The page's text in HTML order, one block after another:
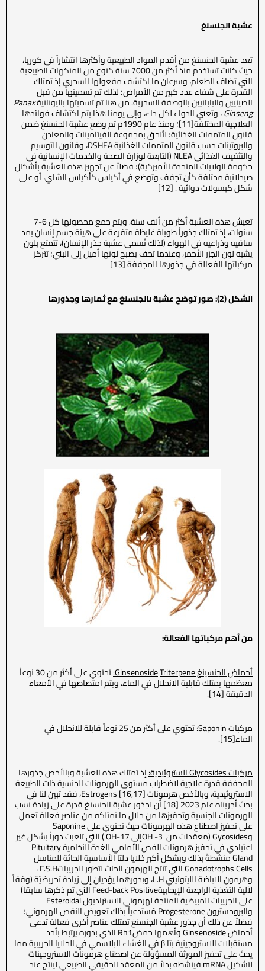
عشبة الجنسنغ
تعد عشبة الجنسنغ من أقدم المواد الطبيعية وأكثرها انتشاراً في كوريا،
حيث كانت تستخدم منذ أكثر من 7000 سنة كنوع من المنكهات الطبيعية
التي تضاف للطعام، وسرعان ما اكتشف مفعولها السحري إذ تمتلك
القدرة على شفاء عدد كبير من الأمراض؛ لذلك تم تسميتها من قبل
الصينيين واليابانيين بالوصفة السحرية. من هنا تم تسميتها باليونانيةPanax
Ginseng، وتعني الدواء لكل داء، وإلى يومنا هذا يتم اكتشاف فوائدها
العلاجية المختلفة[11]؛ ومنذ عام 1990م تم وضع عشبة الجنسنغ ضمن
قانون المتممات الغذائية؛ لتُلحق بمجموعة الفيتامينات والمعادن
والبروتينات حسب قانون المتممات الغذائية DSHEA، وقانون التوسيم
والتثقيف الغذائي NLEA (التابعة لوزارة الصحة والخدمات الإنسانية في
حكومة الولايات المتحدة الأميركية)؛ فضلاً عن تجهيز هذه العشبة بأشكال
صيدلانية مختلفة كأن تجفف وتوضع في أكياس كأكياس الشاي، أو على
شكل كبسولات دوائية . [12]
تعيش هذه العشبة أكثر من ألف سنة، ويتم جمع محصولها كل 6-7
سنوات، إذ تمتلك جذوراً طويلة غليظة متفرعة على هيئة جسم إنسان يمد
ساقيه وذراعيه في الهواء (لذلك تُسمى عشبة جذر الإنسان)، تتمتع بلون
يشبه لون الجزر الأحمر، وعندما تجف يصبح لونها أميل إلى البني؛ تتركز
مركباتها الفعالة في جذورها المجففة [13]
الشكل (2): صور توضح عشبة ىالجنسنغ مع ثمارها وجذورها
من أهم مركباتها الفعالة:
أحماض الجنسينغ GinsenosideTriterpene
: تحتوي على أكثر من 30 نوعاً
معظمها يمتلك قابلية الانحلال في الماء، ويتم امتصاصها في الأمعاء
الدقيقة [14].
مركباتSaponin
: تحتوي على أكثر من 25 نوعاً قابلة للانحلال في
الماء[15].
مركباتGlycosidesالستروئيدية:إذ تمتلك هذه العشبة وبالأخص جذورها
المجففة قدرة علاجية لاضطراب مستوى الهرمونات الجنسية ذات الطبيعة
الاستروئيدية، وبالأخص هرمونات Estrogens [16,17]، فقد تبين لنا في
بحث أجريناه عام 2023 [18] أن لجذور عشبة الجنسنغ قدرة على زيادة نسب
الهرمونات الجنسية وتحفيزها من خلال ما تمتلكه من عناصر فعالة تعمل
على تحفيز اصطناع هذه الهرمونات حيث تحتوي على Saponine
وGycosides (معقدات من 3- OHإلى 17-OH ) التي تلعبت دوراً بشكل غير
اعتيادي في تحفيز هرمونات الفص الأمامي للغدة النخامية Pituitary
Gland منشطةً بذلك وبشكل أكبر خلايا دلتا الأساسية الحاثة للمناسل
Gonadotrophs Cells التي تنتج الهرمون الحاث لتطور الجريباتF.S.H ،
وهرمون الاباضة الليتوئيني L.H، وبدورهما يؤديان إلى زيادة تحريضيّة (وفقاً
لآلية التغذية الراجعة الإيجابيةFeed-back Positive التي تم ذكرها سابقا)
والبروجسترون Progesterone مُستدعياً بذلك تعويض النقص الهرموني؛
فضلاً عن ذلك أن جذور عشبة الجنسنغ تمتلك عناصر أخرى فعالة تدعى
أحماض Ginsenoside وأهمها حمضRh1 الذي بدوره يرتبط بأحد
مستقبلات الاستروجينية بتا β في الغشاء البلاسمي في الخلايا الجريبية مما
يحث على تحفيز المورثة المسؤولة عن اصطناع هرمونات الاستروجينات
لتشكيل mRNA فينشطه بدلاً من المعقد الحقيقي الطبيعي لينتج عند